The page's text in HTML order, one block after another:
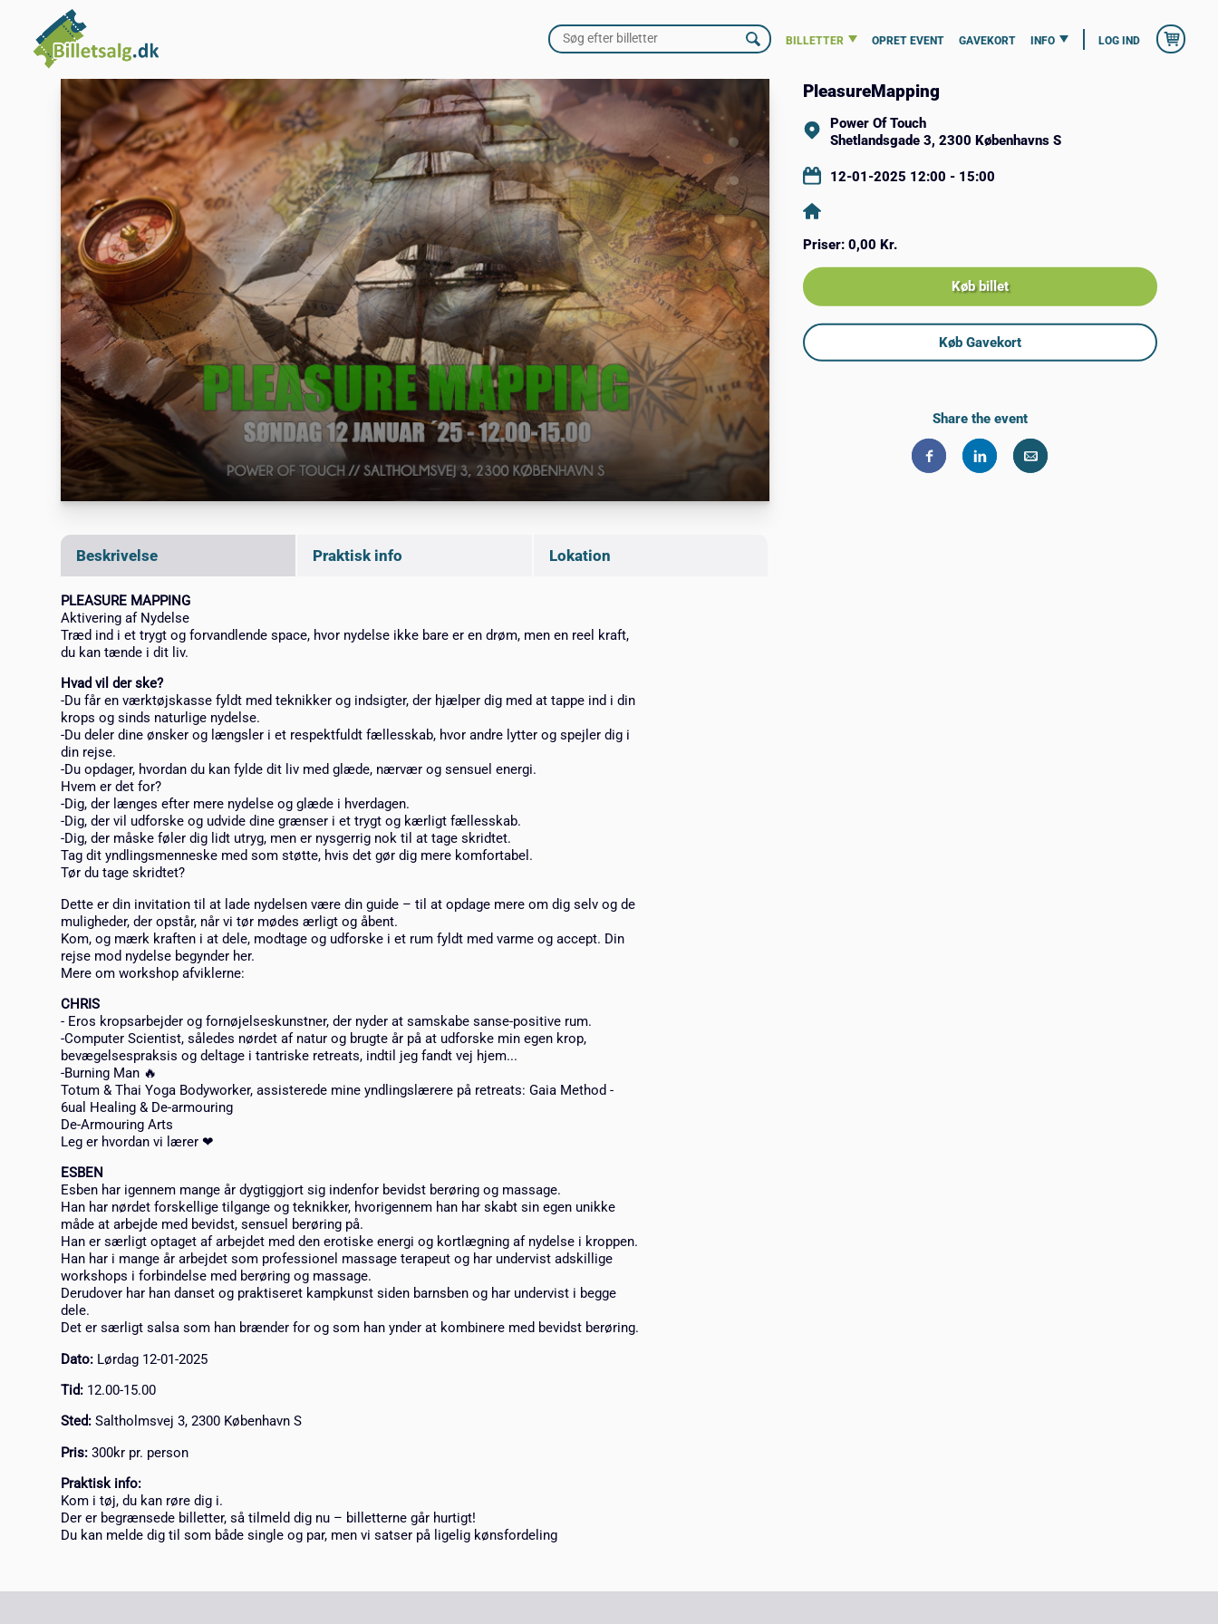
BILLETTER OPRET EVENT GAVEKORT INFO LOG IND
Beskrivelse Praktisk info Lokation
PLEASURE MAPPING
Aktivering af Nydelse
Træd ind i et trygt og forvandlende space, hvor nydelse ikke bare er en drøm, men en reel kraft,
du kan tænde i dit liv.
Hvad vil der ske?
-Du får en værktøjskasse fyldt med teknikker og indsigter, der hjælper dig med at tappe ind i din
krops og sinds naturlige nydelse.
-Du deler dine ønsker og længsler i et respektfuldt fællesskab, hvor andre lytter og spejler dig i
din rejse.
-Du opdager, hvordan du kan fylde dit liv med glæde, nærvær og sensuel energi.
Hvem er det for?
-Dig, der længes efter mere nydelse og glæde i hverdagen.
-Dig, der vil udforske og udvide dine grænser i et trygt og kærligt fællesskab.
-Dig, der måske føler dig lidt utryg, men er nysgerrig nok til at tage skridtet.
Tag dit yndlingsmenneske med som støtte, hvis det gør dig mere komfortabel.
Tør du tage skridtet?
Dette er din invitation til at lade nydelsen være din guide – til at opdage mere om dig selv og de
muligheder, der opstår, når vi tør mødes ærligt og åbent.
Kom, og mærk kraften i at dele, modtage og udforske i et rum fyldt med varme og accept. Din
rejse mod nydelse begynder her.
Mere om workshop afviklerne:
CHRIS
- Eros kropsarbejder og fornøjelseskunstner, der nyder at samskabe sanse-positive rum.
-Computer Scientist, således nørdet af natur og brugte år på at udforske min egen krop,
bevægelsespraksis og deltage i tantriske retreats, indtil jeg fandt vej hjem...
-Burning Man 🔥
Totum & Thai Yoga Bodyworker, assisterede mine yndlingslærere på retreats: Gaia Method -
6ual Healing & De-armouring
De-Armouring Arts
Leg er hvordan vi lærer ❤
ESBEN
Esben har igennem mange år dygtiggjort sig indenfor bevidst berøring og massage.
Han har nørdet forskellige tilgange og teknikker, hvorigennem han har skabt sin egen unikke
måde at arbejde med bevidst, sensuel berøring på.
Han er særligt optaget af arbejdet med den erotiske energi og kortlægning af nydelse i kroppen.
Han har i mange år arbejdet som professionel massage terapeut og har undervist adskillige
workshops i forbindelse med berøring og massage.
Derudover har han danset og praktiseret kampkunst siden barnsben og har undervist i begge
dele.
Det er særligt salsa som han brænder for og som han ynder at kombinere med bevidst berøring.
Dato: Lørdag 12-01-2025
Tid: 12.00-15.00
Sted: Saltholmsvej 3, 2300 København S
Pris: 300kr pr. person
Praktisk info:
Kom i tøj, du kan røre dig i.
Der er begrænsede billetter, så tilmeld dig nu – billetterne går hurtigt!
Du kan melde dig til som både single og par, men vi satser på ligelig kønsfordeling
PleasureMapping
Power Of Touch
Shetlandsgade 3, 2300 Københavns S
12-01-2025 12:00 - 15:00
Priser: 0,00 Kr.
Køb billet
Køb Gavekort
Share the event